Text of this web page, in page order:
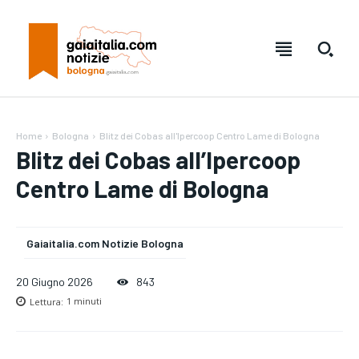
Home Bologna Blitz dei Cobas all'Ipercoop Centro Lame di Bologna
Blitz dei Cobas all’Ipercoop
Centro Lame di Bologna
Gaiaitalia.com Notizie Bologna
20 Giugno 2026 843
Lettura: 1 minuti